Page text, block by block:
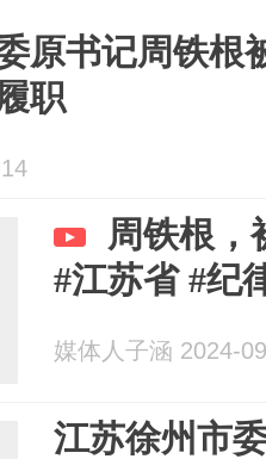
原书记周铁根
职
周铁根，
#江苏省 #纪
媒体人子涵 2024-
江苏徐州市